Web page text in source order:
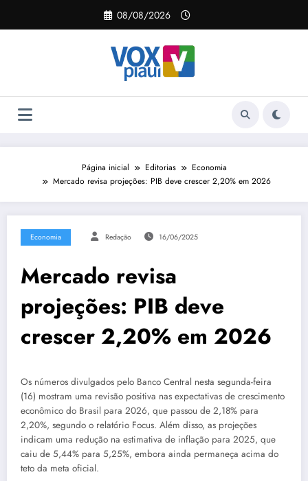
o
08/08/2026
Página inicial Editorias
Economia
Mercado revisa projeções: PIB deve crescer 2,20% em 2026
Economia Redação 16/06/2025
Mercado revisa
projeções: PIB deve
crescer 2,20% em 2026
Os números divulgados pelo Banco Central nesta segunda-feira
(16) mostram uma revisão positiva nas expectativas de crescimento
econômico do Brasil para 2026, que passou de 2,18% para
2,20%, segundo o relatório Focus. Além disso, as projeções
indicam uma redução na estimativa de inflação para 2025, que
caiu de 5,44% para 5,25%, embora ainda permaneça acima do
teto da meta oficial.